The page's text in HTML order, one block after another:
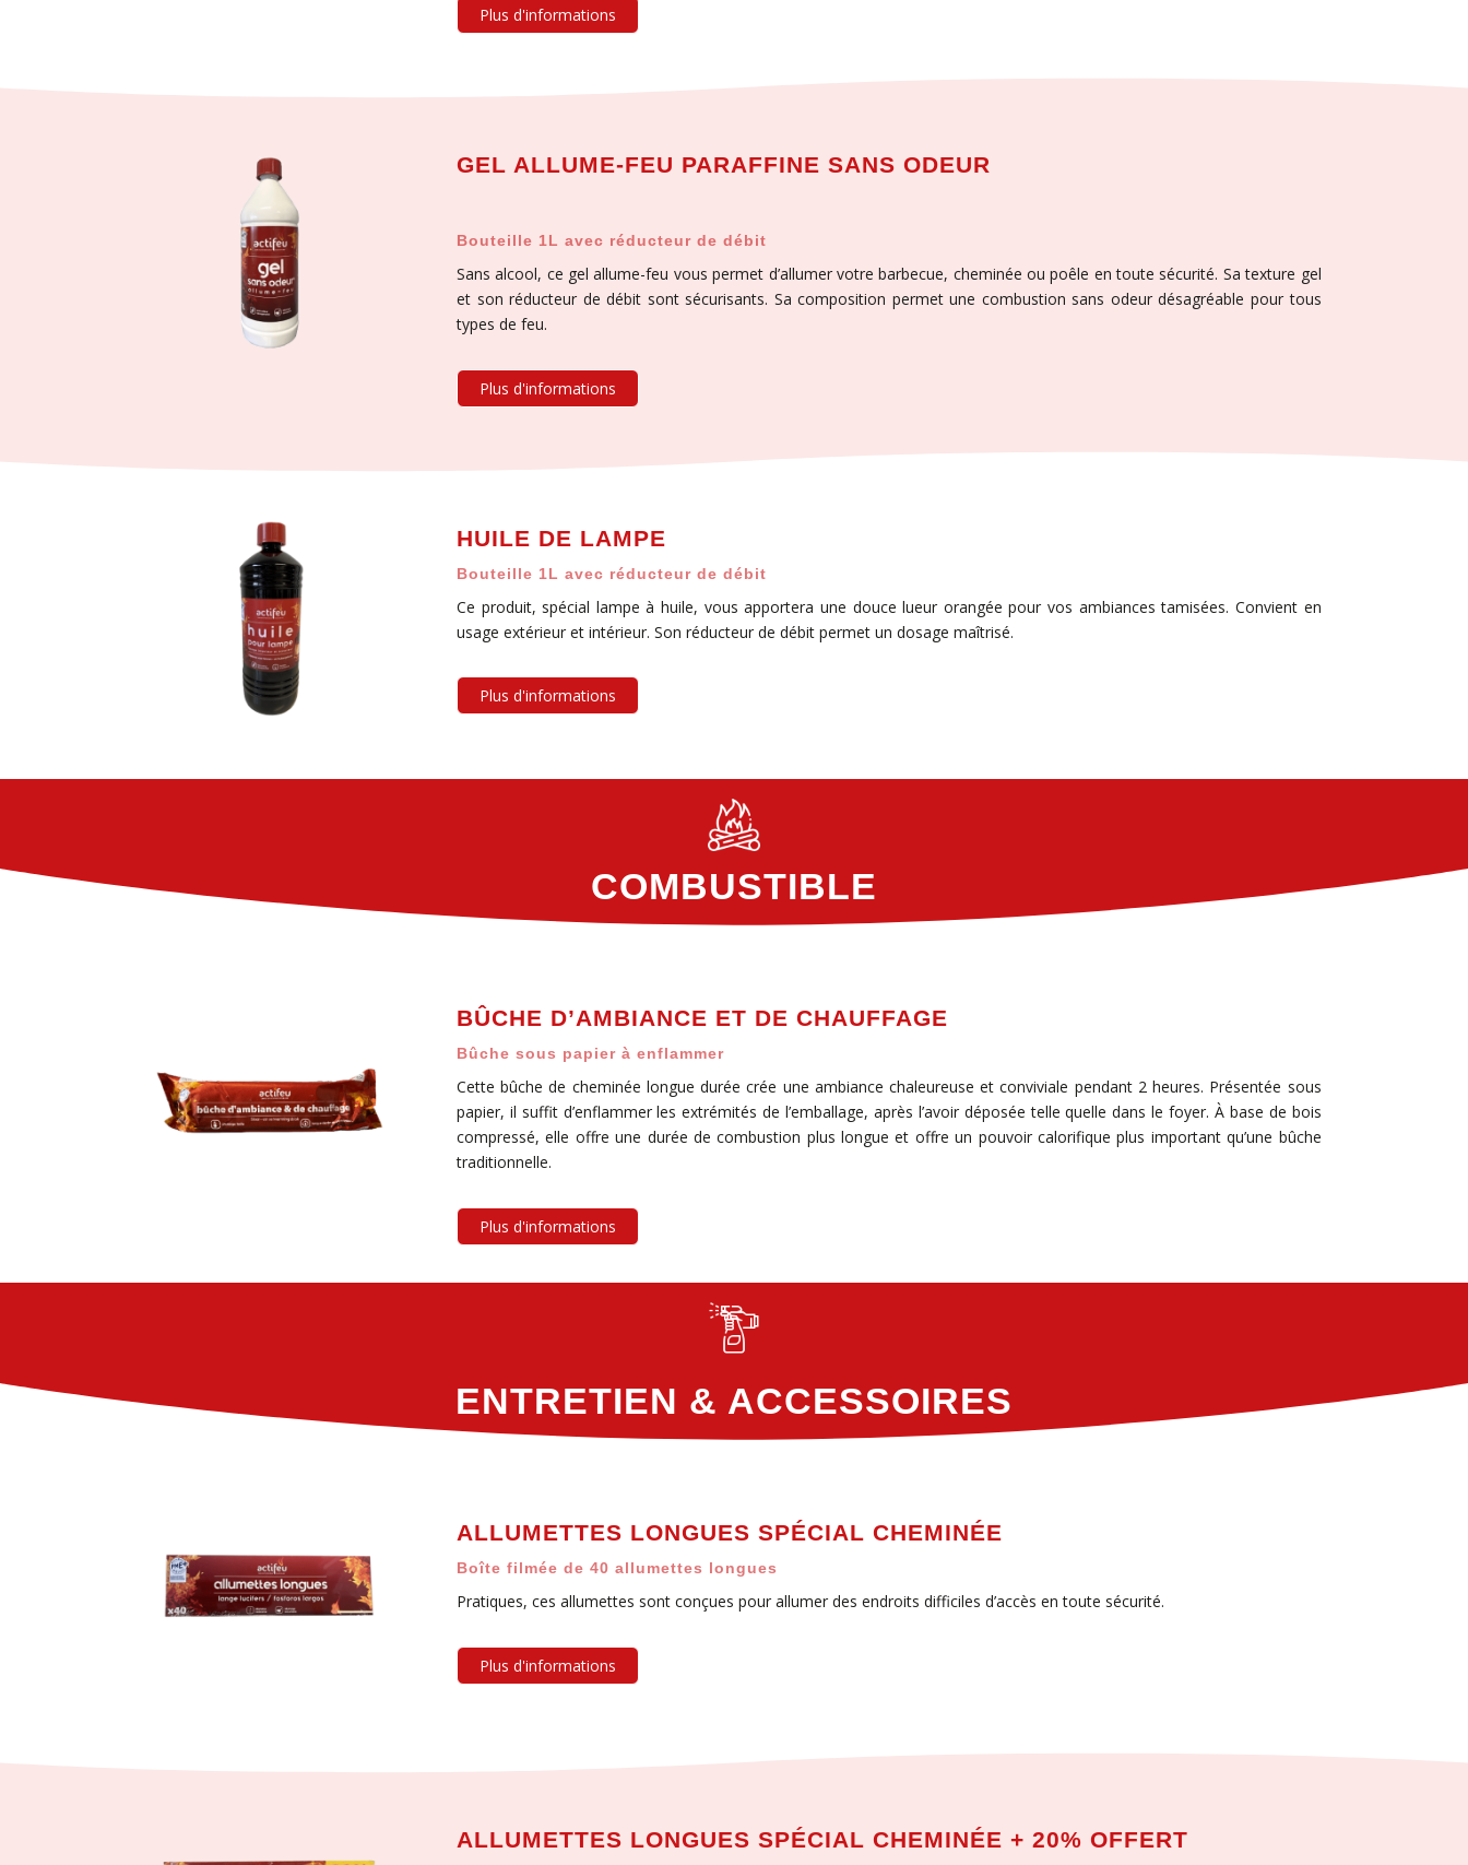
Plus d'informations
GEL ALLUME-FEU PARAFFINE SANS ODEUR
Bouteille 1L avec réducteur de débit
Sans alcool, ce gel allume-feu vous permet d’allumer votre barbecue, cheminée ou poêle en toute sécurité. Sa texture gel
et son réducteur de débit sont sécurisants. Sa composition permet une combustion sans odeur désagréable pour tous
types de feu.
Plus d'informations
HUILE DE LAMPE
Bouteille 1L avec réducteur de débit
Ce produit, spécial lampe à huile, vous apportera une douce lueur orangée pour vos ambiances tamisées. Convient en
usage extérieur et intérieur. Son réducteur de débit permet un dosage maîtrisé.
Plus d'informations
COMBUSTIBLE
BÛCHE D’AMBIANCE ET DE CHAUFFAGE
Bûche sous papier à enflammer
Cette bûche de cheminée longue durée crée une ambiance chaleureuse et conviviale pendant 2 heures. Présentée sous
papier, il suffit d’enflammer les extrémités de l’emballage, après l’avoir déposée telle quelle dans le foyer. À base de bois
compressé, elle offre une durée de combustion plus longue et offre un pouvoir calorifique plus important qu’une bûche
traditionnelle.
Plus d'informations
ENTRETIEN & ACCESSOIRES
ALLUMETTES LONGUES SPÉCIAL CHEMINÉE
Boîte filmée de 40 allumettes longues
Pratiques, ces allumettes sont conçues pour allumer des endroits difficiles d’accès en toute sécurité.
Plus d'informations
ALLUMETTES LONGUES SPÉCIAL CHEMINÉE + 20% OFFERT